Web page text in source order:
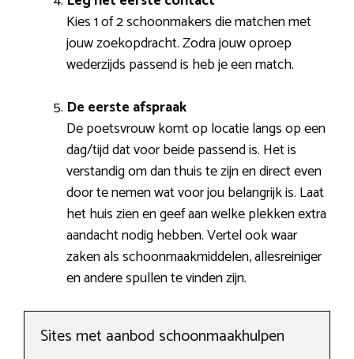
Kies 1 of 2 schoonmakers die matchen met
jouw zoekopdracht. Zodra jouw oproep
wederzijds passend is heb je een match.
De eerste afspraak
De poetsvrouw komt op locatie langs op een
dag/tijd dat voor beide passend is. Het is
verstandig om dan thuis te zijn en direct even
door te nemen wat voor jou belangrijk is. Laat
het huis zien en geef aan welke plekken extra
aandacht nodig hebben. Vertel ook waar
zaken als schoonmaakmiddelen, allesreiniger
en andere spullen te vinden zijn.
Sites met aanbod schoonmaakhulpen